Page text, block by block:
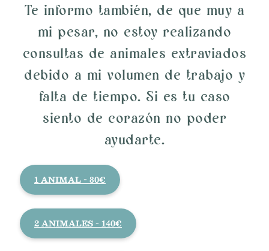
Te informo también, de que muy a
mi pesar, no estoy realizando
consultas de animales extraviados
debido a mi volumen de trabajo y
falta de tiempo. Si es tu caso
siento de corazón no poder
ayudarte.
1 ANIMAL - 80€
2 ANIMALES - 140€